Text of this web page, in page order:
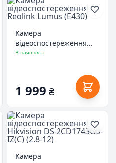
Камера
відеоспостереження
Reolink Lumus (E430)
В наявності
1 999 ₴
Камера